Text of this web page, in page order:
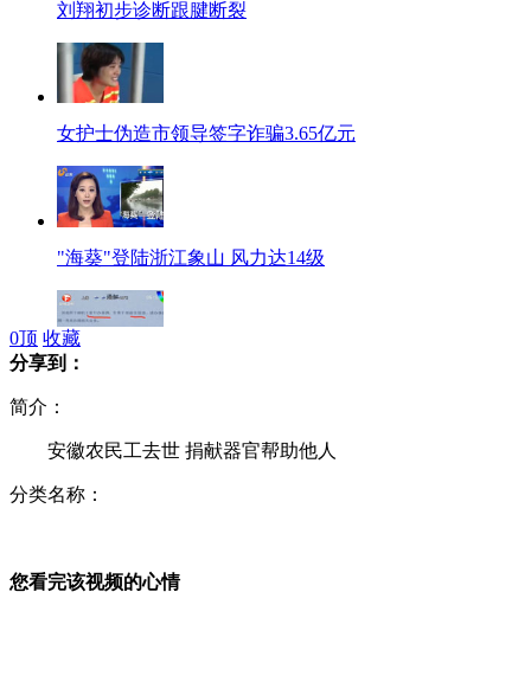
刘翔初步诊断跟腱断裂
女护士伪造市领导签字诈骗3.65亿元
"海葵"登陆浙江象山 风力达14级
警方通报510巧家爆炸案侦破结果
0顶 收藏
分享到：
简介：
安徽农民工去世 捐献器官帮助他人
分类名称：
您看完该视频的心情